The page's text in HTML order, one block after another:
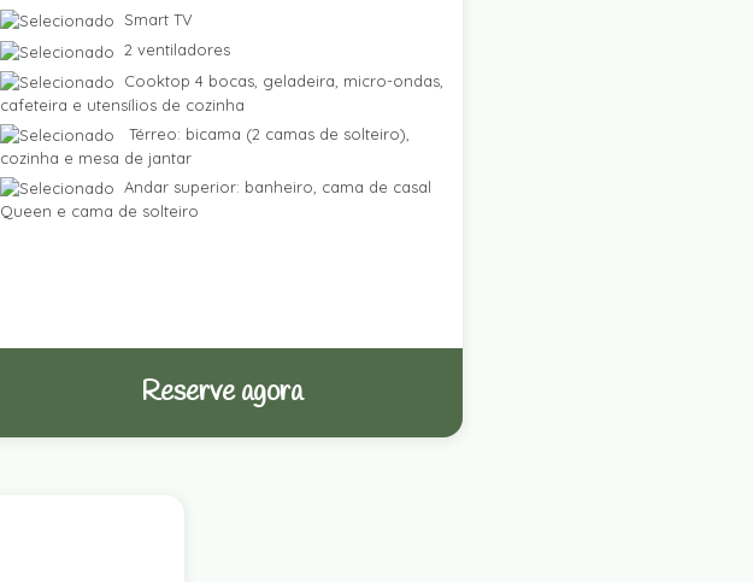
Smart TV
2 ventiladores
Cooktop 4 bocas, geladeira, micro-ondas,
cafeteira e utensílios de cozinha
Térreo: bicama (2 camas de solteiro),
cozinha e mesa de jantar
Andar superior: banheiro, cama de casal
Queen e cama de solteiro
Reserve agora